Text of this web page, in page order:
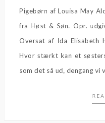
Pigebørn af Louisa May
fra Høst & Søn. Opr.
Oversat af Ida Elisabeth
Hvor stærkt kan et
som det så ud, dengang vi